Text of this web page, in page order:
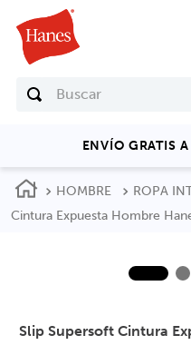
Buscar
ENVÍO GRATIS
HOMBRE ROPA
Cintura Expuesta Hombre
Slip Supersoft Cintura